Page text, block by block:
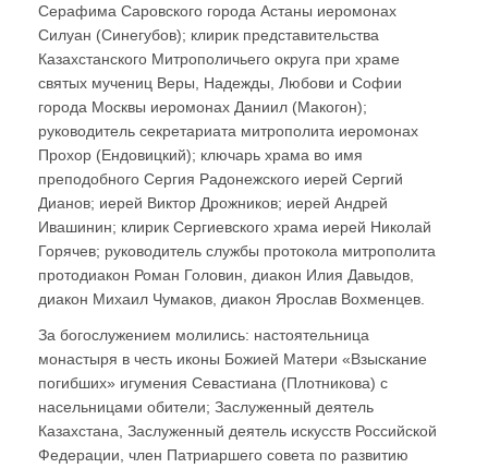
Серафима Саровского города Астаны иеромонах
Силуан (Синегубов); клирик представительства
Казахстанского Митрополичьего округа при храме
святых мучениц Веры, Надежды, Любови и Софии
города Москвы иеромонах Даниил (Макогон);
руководитель секретариата митрополита иеромонах
Прохор (Ендовицкий); ключарь храма во имя
преподобного Сергия Радонежского иерей Сергий
Дианов; иерей Виктор Дрожников; иерей Андрей
Ивашинин; клирик Сергиевского храма иерей Николай
Горячев; руководитель службы протокола митрополита
протодиакон Роман Головин, диакон Илия Давыдов,
диакон Михаил Чумаков, диакон Ярослав Вохменцев.
За богослужением молились: настоятельница
монастыря в честь иконы Божией Матери «Взыскание
погибших» игумения Севастиана (Плотникова) с
насельницами обители; Заслуженный деятель
Казахстана, Заслуженный деятель искусств Российской
Федерации, член Патриаршего совета по развитию